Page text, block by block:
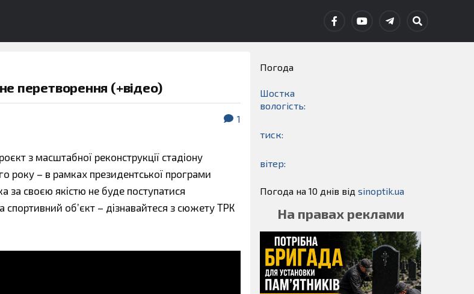
перетворення (+відео)
1
з масштабної реконструкції стадіону
року – в рамках президентської програми
за своєю якістю не буде поступатися
об’єкт – дізнавайтеся з сюжету ТРК
Погода
Шостка
вологість:
тиск:
вітер:
Погода на 10 днів від sinoptik.ua
На правах реклами